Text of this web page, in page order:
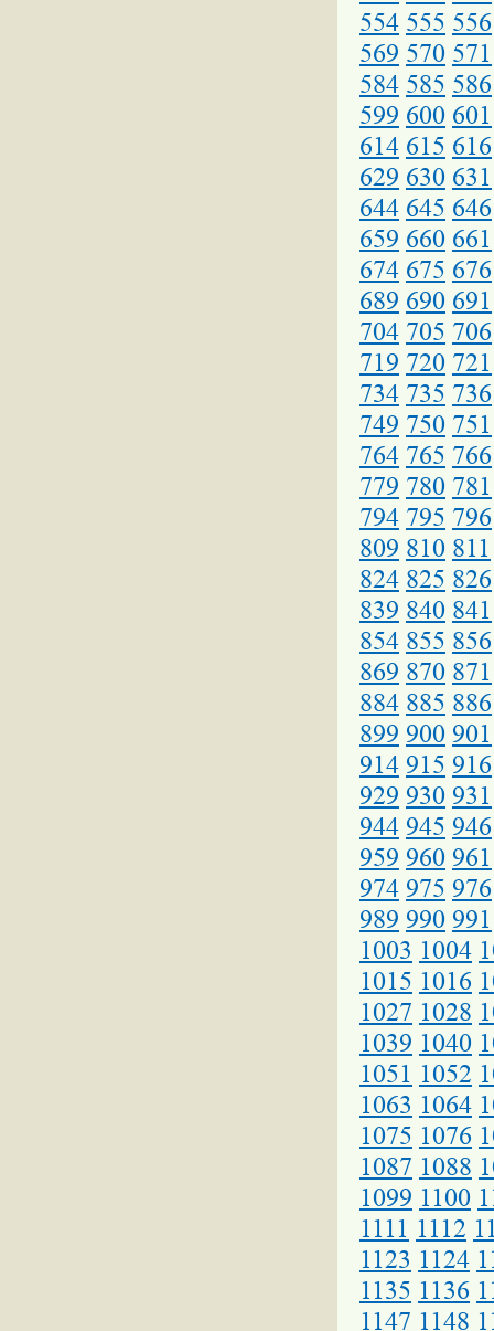
554 555 556
569 570 571
584 585 586
599 600 601
614 615 616
629 630 631
644 645 646
659 660 661
674 675 676
689 690 691
704 705 706
719 720 721
734 735 736
749 750 751
764 765 766
779 780 781
794 795 796
809 810 811
824 825 826
839 840 841
854 855 856
869 870 871
884 885 886
899 900 901
914 915 916
929 930 931
944 945 946
959 960 961
974 975 976
989 990 991
1003 1004
1015 1016
1027 1028
1039 1040
1051 1052
1063 1064
1075 1076
1087 1088
1099 1100
1111 1112
1123 1124
1135 1136
1147 1148